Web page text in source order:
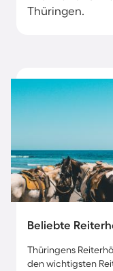
Thüringen.
Beliebte
Thüringens
den wichtigsten